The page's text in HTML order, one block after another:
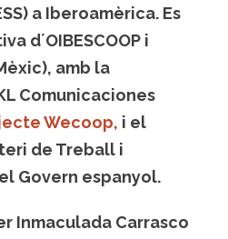
a Iberoamèrica. Es
d´OIBESCOOP i
amb la
Comunicaciones
Wecoop, i el
de Treball i
Govern espanyol.
Inmaculada Carrasco